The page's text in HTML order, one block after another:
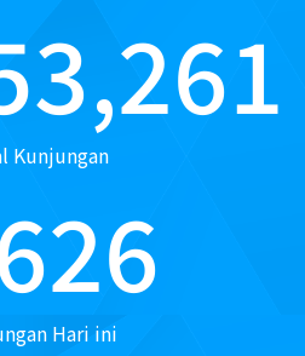
Kunjungan
Hari ini